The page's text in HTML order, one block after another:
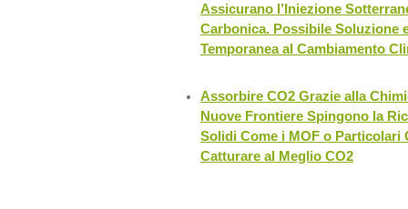
Assicurano l’Iniezione
Carbonica. Possibile Soluzione
Temporanea al Cambiamento
Assorbire CO2 Grazie alla
Nuove Frontiere Spingono la
Solidi Come i MOF o Particolari
Catturare al Meglio CO2